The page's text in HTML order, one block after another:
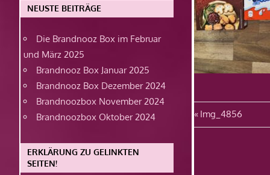
Vorheriger
Beitrag:
Img_4856
NEUSTE BEITRÄGE
Die Brandnooz Box im Februar
und März 2025
Brandnooz Box Januar 2025
Brandnooz Box Dezember 2024
Brandnoozbox November 2024
Brandnoozbox Oktober 2024
ERKLÄRUNG ZU GELINKTEN
SEITEN!